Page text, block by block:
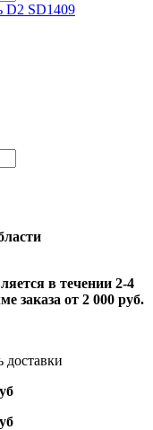
D2 SD1409
в течении 2-4
заказа от 2 000 руб.